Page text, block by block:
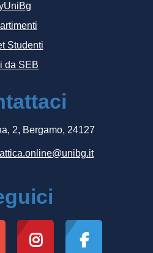
Studenti
da SEB
2, Bergamo, 24127